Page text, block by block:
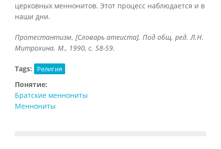
церковных меннонитов. Этот процесс наблюдается и в
наши дни.
Протестантизм. [Словарь атеиста]. Под общ. ред. Л.Н.
Митрохина. М., 1990, с. 58-59.
Tags: Религия
Понятие:
Братские меннониты
Меннониты